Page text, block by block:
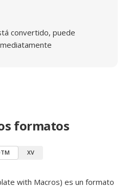
convertido, puede
formatos
XV
with Macros) es un formato